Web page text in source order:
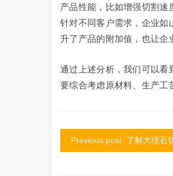
产品性能，比如增强切割速
针对不同客户需求，企业如
升了产品的附加值，也让企
通过上述分析，我们可以看
要综合考虑原材料、生产工
Previous post: 了解大理石